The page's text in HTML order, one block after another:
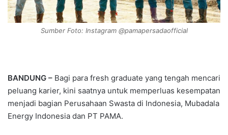
Sumber Foto: Instagram @pamapersadaofficial
BANDUNG – Bagi para fresh graduate yang tengah mencari
peluang karier, kini saatnya untuk memperluas kesempatan
menjadi bagian Perusahaan Swasta di Indonesia, Mubadala
Energy Indonesia dan PT PAMA.